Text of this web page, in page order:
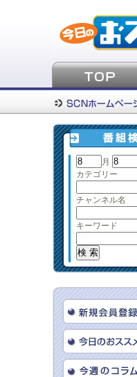
月
カテゴリー
チャンネル名
キーワード